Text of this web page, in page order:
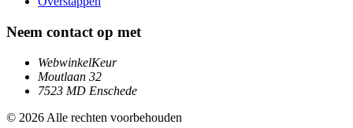
Neem contact op met
WebwinkelKeur
Moutlaan 32
7523 MD Enschede
© 2026 Alle rechten voorbehouden